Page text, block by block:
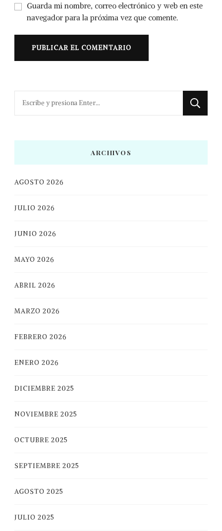
Guarda mi nombre, correo electrónico y web en este
navegador para la próxima vez que comente.
¿Buscas
ARCHIVOS
AGOSTO 2026
JULIO 2026
JUNIO 2026
MAYO 2026
ABRIL 2026
MARZO 2026
FEBRERO 2026
ENERO 2026
DICIEMBRE 2025
NOVIEMBRE 2025
OCTUBRE 2025
SEPTIEMBRE 2025
AGOSTO 2025
JULIO 2025